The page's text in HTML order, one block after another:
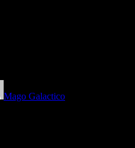
Mago Galactico